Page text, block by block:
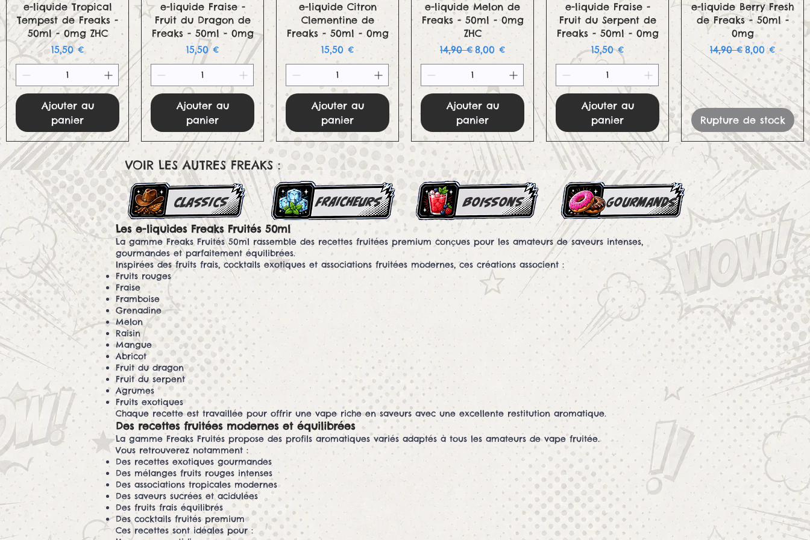
Aperçu rapide
e-liquide Tropical
Tempest de Freaks -
50ml - 0mg ZHC
Prix
15,50 €
Ajouter au
panier
Aperçu rapide
e-liquide Fraise -
Fruit du Dragon de
Freaks - 50ml - 0mg
Prix
15,50 €
Ajouter au
panier
Aperçu rapide
e-liquide Citron
Clementine de
Freaks - 50ml - 0mg
Prix
15,50 €
Ajouter au
panier
Aperçu rapide
e-liquide Melon de
Freaks - 50ml - 0mg
ZHC
Prix original
14,90 € Prix promotionnel
8,00 €
Ajouter au
panier
Aperçu rapide
e-liquide Fraise -
Fruit du Serpent de
Freaks - 50ml - 0mg
Prix
15,50 €
Ajouter au
panier
Aperçu rapide
e-liquide Berry Fresh
de Freaks - 50ml -
0mg
Prix original
14,90 €Prix
8,00 €
Rupture de stock
VOIR LES AUTRES FREAKS :
classics FRAICHEURS boissons gourmands
Les e-liquides Freaks Fruités 50ml
La gamme Freaks Fruités 50ml rassemble des recettes fruitées premium conçues pour les amateurs de saveurs intenses,
gourmandes et parfaitement équilibrées.
Inspirées des fruits frais, cocktails exotiques et associations fruitées modernes, ces créations associent :
Fruits rouges
Fraise
Framboise
Grenadine
Melon
Raisin
Mangue
Abricot
Fruit du dragon
Fruit du serpent
Agrumes
Fruits exotiques
Chaque recette est travaillée pour offrir une vape riche en saveurs avec une excellente restitution aromatique.
Des recettes fruitées modernes et équilibrées
La gamme Freaks Fruités propose des profils aromatiques variés adaptés à tous les amateurs de vape fruitée.
Vous retrouverez notamment :
Des recettes exotiques gourmandes
Des mélanges fruits rouges intenses
Des associations tropicales modernes
Des saveurs sucrées et acidulées
Des fruits frais équilibrés
Des cocktails fruités premium
Ces recettes sont idéales pour :